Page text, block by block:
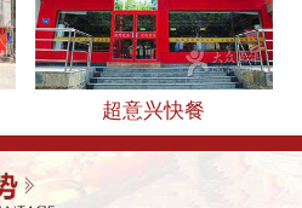
超意兴快餐